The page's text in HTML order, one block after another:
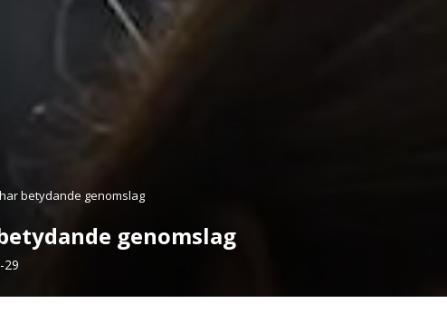
betydande genomslag
genomslag
29